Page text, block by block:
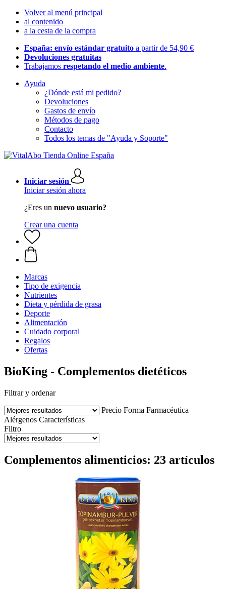
Volver al menú principal
al contenido
a la cesta de la compra
España: envío estándar gratuito a partir de 54,90 €
Devoluciones gratuitas
Trabajamos respetando el medio ambiente.
Ayuda
¿Dónde está mi pedido?
Devoluciones
Gastos de envío
Métodos de pago
Contacto
Todos los temas de "Ayuda y Soporte"
Iniciar sesión
Iniciar sesión ahora
¿Eres un nuevo usuario?
Crear una cuenta
Marcas
Tipo de exigencia
Nutrientes
Dieta y pérdida de grasa
Deporte
Alimentación
Cuidado corporal
Regalos
Ofertas
BioKing - Complementos dietéticos
Filtrar y ordenar
Precio Forma Farmacéutica
Alérgenos Características
Filtro
Complementos alimenticios: 23 artículos